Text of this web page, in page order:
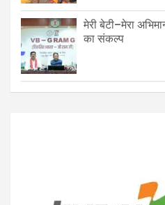
मेरी बेटी–मेरा
का संकल्प